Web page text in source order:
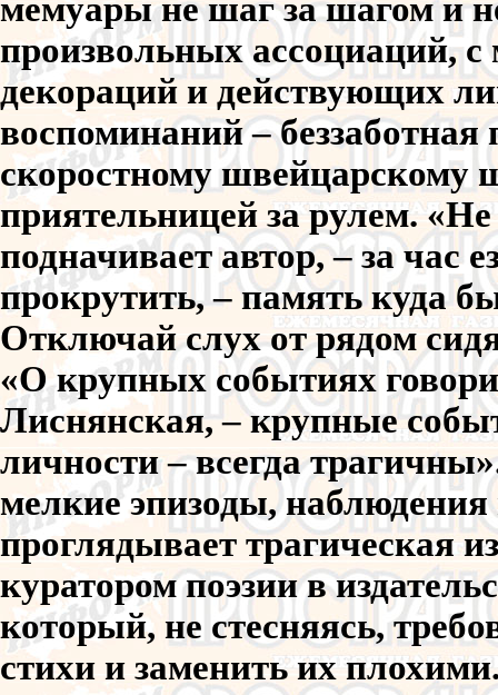
мемуары не шаг за шагом и
произвольных ассоциаций,
декораций и действующих
воспоминаний –
скоростному швейцарскому
приятельницей за рулем.
подначивает автор, – за
прокрутить, – память куда
Отключай слух от рядом
«О крупных событиях
Лиснянская, – крупные
личности – всегда
мелкие эпизоды,
проглядывает трагическая
куратором поэзии в
который, не стесняясь,
стихи и заменить их